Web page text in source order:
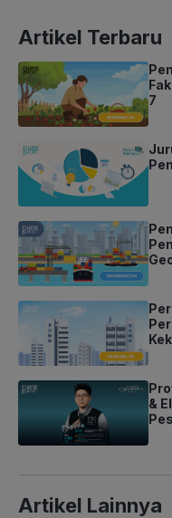
Artikel Terbaru
7
&
Artikel Lainnya